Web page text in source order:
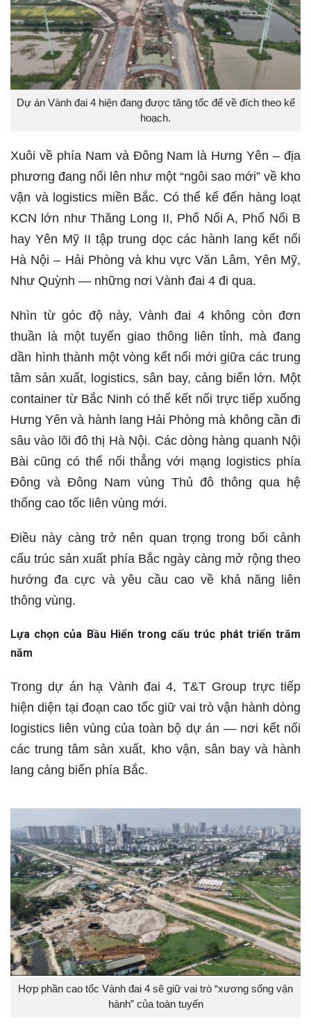
Dự án Vành đai 4 hiện đang được tăng tốc để về đích theo kế
hoạch.
Xuôi về phía Nam và Đông Nam là Hưng Yên – địa
phương đang nổi lên như một “ngôi sao mới” về kho
vận và logistics miền Bắc. Có thể kể đến hàng loạt
KCN lớn như Thăng Long II, Phố Nối A, Phố Nối B
hay Yên Mỹ II tập trung dọc các hành lang kết nối
Hà Nội – Hải Phòng và khu vực Văn Lâm, Yên Mỹ,
Như Quỳnh — những nơi Vành đai 4 đi qua.
Nhìn từ góc độ này, Vành đai 4 không còn đơn
thuần là một tuyến giao thông liên tỉnh, mà đang
dần hình thành một vòng kết nối mới giữa các trung
tâm sản xuất, logistics, sân bay, cảng biển lớn. Một
container từ Bắc Ninh có thể kết nối trực tiếp xuống
Hưng Yên và hành lang Hải Phòng mà không cần đi
sâu vào lõi đô thị Hà Nội. Các dòng hàng quanh Nội
Bài cũng có thể nối thẳng với mạng logistics phía
Đông và Đông Nam vùng Thủ đô thông qua hệ
thống cao tốc liên vùng mới.
Điều này càng trở nên quan trọng trong bối cảnh
cấu trúc sản xuất phía Bắc ngày càng mở rộng theo
hướng đa cực và yêu cầu cao về khả năng liên
thông vùng.
Lựa chọn của Bầu Hiển trong cấu trúc phát triển trăm
năm
Trong dự án hạ Vành đai 4, T&T Group trực tiếp
hiện diện tại đoạn cao tốc giữ vai trò vận hành dòng
logistics liên vùng của toàn bộ dự án — nơi kết nối
các trung tâm sản xuất, kho vận, sân bay và hành
lang cảng biển phía Bắc.
Hợp phần cao tốc Vành đai 4 sẽ giữ vai trò “xương sống vận
hành” của toàn tuyến